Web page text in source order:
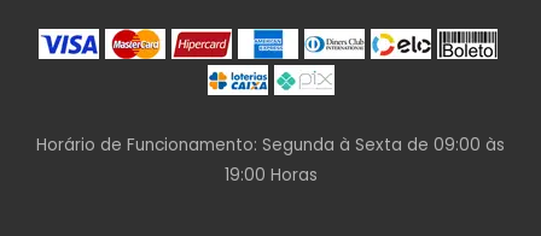
Horário de Funcionamento: Segunda à Sexta de 09:00 às
19:00 Horas